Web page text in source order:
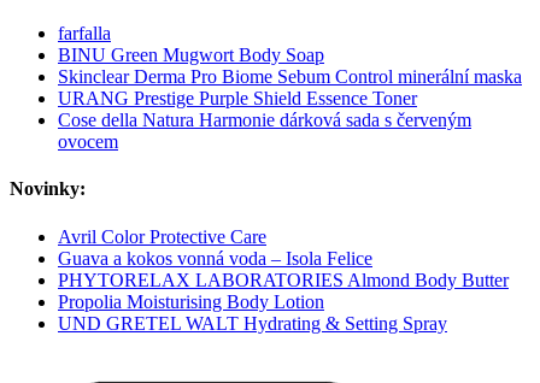
farfalla
BINU Green Mugwort Body Soap
Skinclear Derma Pro Biome Sebum Control minerální maska
URANG Prestige Purple Shield Essence Toner
Cose della Natura Harmonie dárková sada s červeným
ovocem
Novinky:
Avril Color Protective Care
Guava a kokos vonná voda – Isola Felice
PHYTORELAX LABORATORIES Almond Body Butter
Propolia Moisturising Body Lotion
UND GRETEL WALT Hydrating & Setting Spray